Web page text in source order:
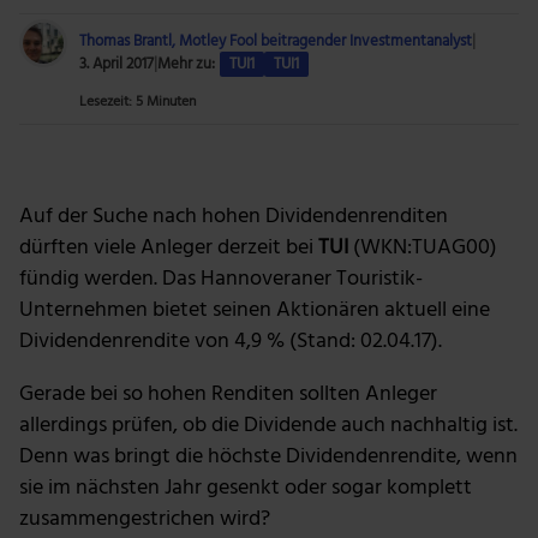
Thomas Brantl, Motley Fool beitragender Investmentanalyst
3. April 2017Mehr zu: TUI1 TUI1
Lesezeit: 5 Minuten
Auf der Suche nach hohen Dividendenrenditen
dürften viele Anleger derzeit beiTUI(WKN:TUAG00)
fündig werden. Das Hannoveraner Touristik-
Unternehmen bietet seinen Aktionären aktuell eine
Dividendenrendite von 4,9 % (Stand: 02.04.17).
Gerade bei so hohen Renditen sollten Anleger
allerdings prüfen, ob die Dividende auch nachhaltig ist.
Denn was bringt die höchste Dividendenrendite, wenn
sie im nächsten Jahr gesenkt oder sogar komplett
zusammengestrichen wird?